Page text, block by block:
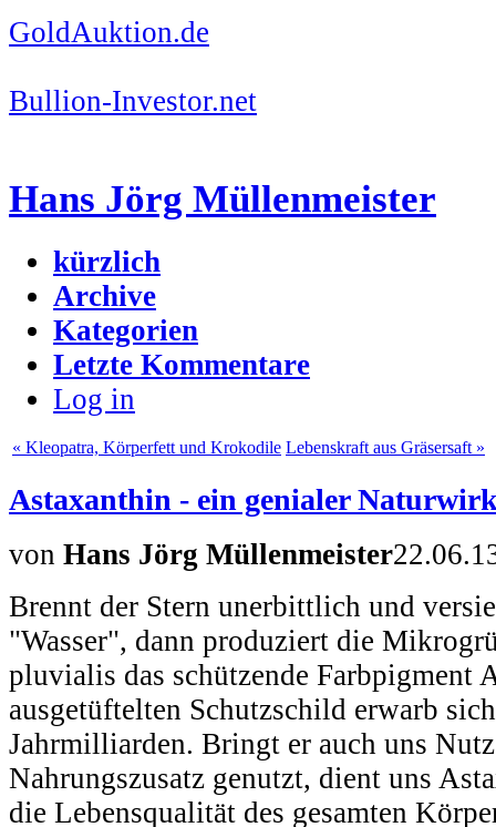
GoldAuktion.de
Bullion-Investor.net
Hans Jörg Müllenmeister
kürzlich
Archive
Kategorien
Letzte Kommentare
Log in
« Kleopatra, Körperfett und Krokodile Lebenskraft aus Gräsersaft »
Astaxanthin - ein genialer
von Hans Jörg Müllenmeister
Brennt der Stern unerbittlich und
"Wasser", dann produziert die
pluvialis das schützende Farbpigment
ausgetüftelten Schutzschild erwarb
Jahrmilliarden. Bringt er auch uns
Nahrungszusatz genutzt, dient uns
die Lebensqualität des gesamten